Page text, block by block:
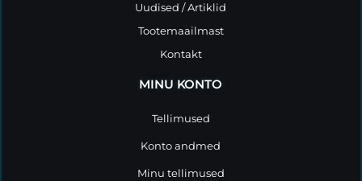
Uudised / Artiklid
Tootemaailmast
Kontakt
MINU KONTO
Tellimused
Konto andmed
Minu tellimused